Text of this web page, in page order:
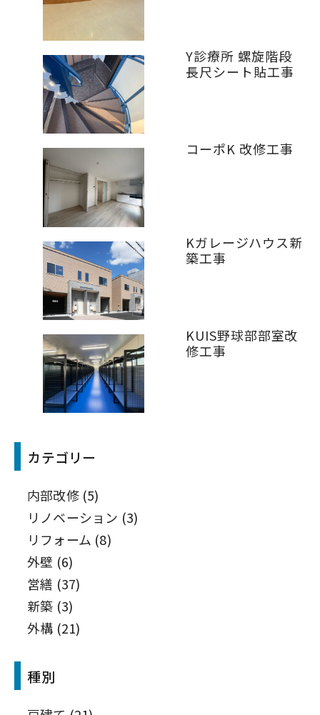
Y診療所 螺旋階段
長尺シート貼工事
コーポK 改修工事
Kガレージハウス新
築工事
KUIS野球部部室改
修工事
カテゴリー
内部改修(5)
リノベーション (3)
リフォーム (8)
外壁 (6)
営繕 (37)
新築 (3)
外構 (21)
種別